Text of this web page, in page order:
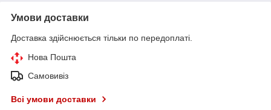
Умови доставки
Доставка здійснюється тільки по передоплаті.
Нова Пошта
Самовивіз
Всі умови доставки